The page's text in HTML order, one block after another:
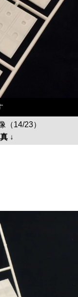
（14/23）
↓